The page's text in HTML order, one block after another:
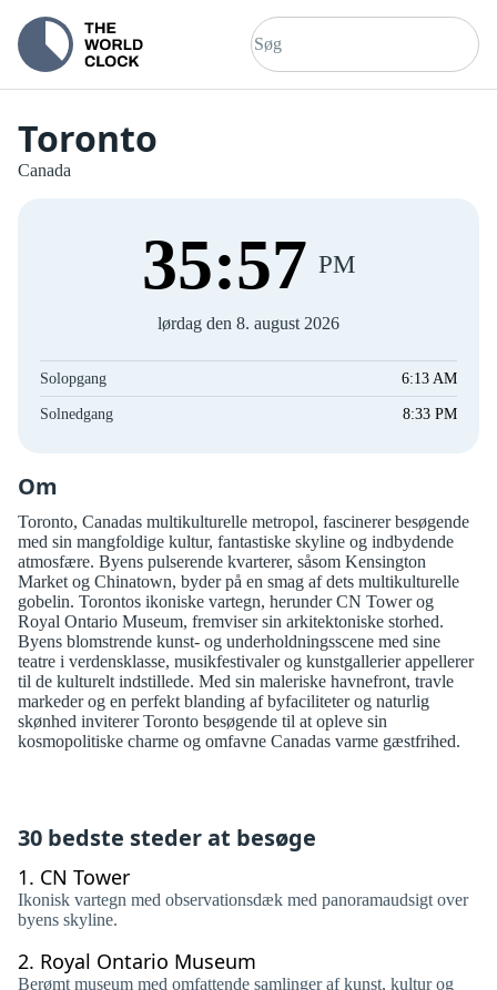
Toronto
Canada
35:57 PM
lørdag den 8. august 2026
Solopgang 6:13 AM
Solnedgang 8:33 PM
Om
Toronto, Canadas multikulturelle metropol, fascinerer besøgende
med sin mangfoldige kultur, fantastiske skyline og indbydende
atmosfære. Byens pulserende kvarterer, såsom Kensington
Market og Chinatown, byder på en smag af dets multikulturelle
gobelin. Torontos ikoniske vartegn, herunder CN Tower og
Royal Ontario Museum, fremviser sin arkitektoniske storhed.
Byens blomstrende kunst- og underholdningsscene med sine
teatre i verdensklasse, musikfestivaler og kunstgallerier appellerer
til de kulturelt indstillede. Med sin maleriske havnefront, travle
markeder og en perfekt blanding af byfaciliteter og naturlig
skønhed inviterer Toronto besøgende til at opleve sin
kosmopolitiske charme og omfavne Canadas varme gæstfrihed.
30 bedste steder at besøge
1. CN Tower
Ikonisk vartegn med observationsdæk med panoramaudsigt over
byens skyline.
2. Royal Ontario Museum
Berømt museum med omfattende samlinger af kunst, kultur og